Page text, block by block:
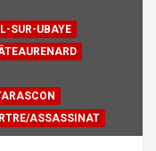
SUR-UBAYE
ASSASSINAT